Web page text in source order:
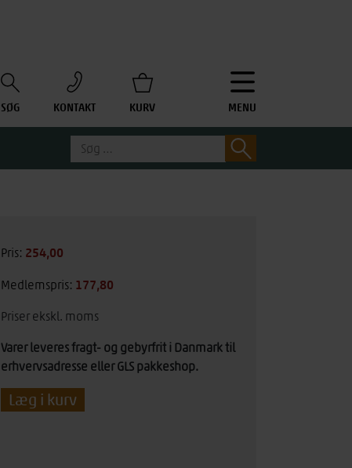
SØG KONTAKT KURV MENU
Søg
efter:
Pris: 254,00
Medlemspris: 177,80
Priser ekskl. moms
Varer leveres fragt- og gebyrfrit i Danmark til
erhvervsadresse eller GLS pakkeshop.
TRÆ
59
Læg i kurv